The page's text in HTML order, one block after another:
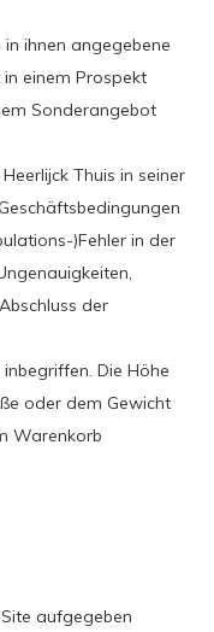
ihnen angegebene
einem Prospekt
Sonderangebot
Thuis in seiner
)Fehler in der
der
Die Höhe
oder dem Gewicht
Warenkorb
aufgegeben